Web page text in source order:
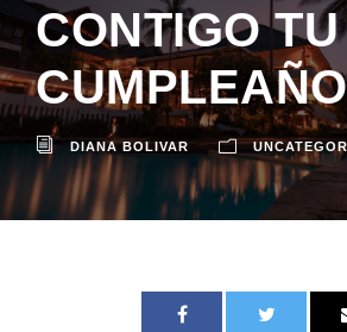
CONTIGO TU
DIANA BOLIVAR